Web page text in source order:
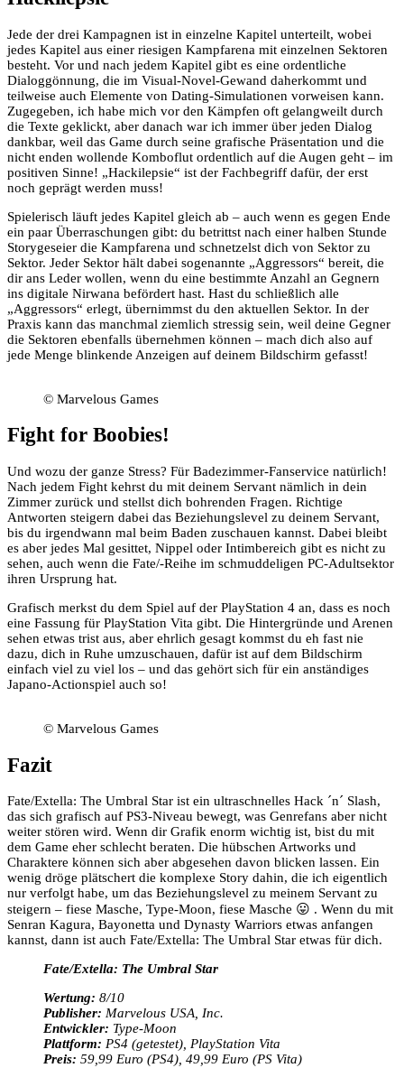
Jede der drei Kampagnen ist in einzelne Kapitel unterteilt, wobei
jedes Kapitel aus einer riesigen Kampfarena mit einzelnen Sektoren
besteht. Vor und nach jedem Kapitel gibt es eine ordentliche
Dialoggönnung, die im Visual-Novel-Gewand daherkommt und
teilweise auch Elemente von Dating-Simulationen vorweisen kann.
Zugegeben, ich habe mich vor den Kämpfen oft gelangweilt durch
die Texte geklickt, aber danach war ich immer über jeden Dialog
dankbar, weil das Game durch seine grafische Präsentation und die
nicht enden wollende Komboflut ordentlich auf die Augen geht – im
positiven Sinne! „Hackilepsie“ ist der Fachbegriff dafür, der erst
noch geprägt werden muss!
Spielerisch läuft jedes Kapitel gleich ab – auch wenn es gegen Ende
ein paar Überraschungen gibt: du betrittst nach einer halben Stunde
Storygeseier die Kampfarena und schnetzelst dich von Sektor zu
Sektor. Jeder Sektor hält dabei sogenannte „Aggressors“ bereit, die
dir ans Leder wollen, wenn du eine bestimmte Anzahl an Gegnern
ins digitale Nirwana befördert hast. Hast du schließlich alle
„Aggressors“ erlegt, übernimmst du den aktuellen Sektor. In der
Praxis kann das manchmal ziemlich stressig sein, weil deine Gegner
die Sektoren ebenfalls übernehmen können – mach dich also auf
jede Menge blinkende Anzeigen auf deinem Bildschirm gefasst!
© Marvelous Games
Fight for Boobies!
Und wozu der ganze Stress? Für Badezimmer-Fanservice natürlich!
Nach jedem Fight kehrst du mit deinem Servant nämlich in dein
Zimmer zurück und stellst dich bohrenden Fragen. Richtige
Antworten steigern dabei das Beziehungslevel zu deinem Servant,
bis du irgendwann mal beim Baden zuschauen kannst. Dabei bleibt
es aber jedes Mal gesittet, Nippel oder Intimbereich gibt es nicht zu
sehen, auch wenn die Fate/-Reihe im schmuddeligen PC-Adultsektor
ihren Ursprung hat.
Grafisch merkst du dem Spiel auf der PlayStation 4 an, dass es noch
eine Fassung für PlayStation Vita gibt. Die Hintergründe und Arenen
sehen etwas trist aus, aber ehrlich gesagt kommst du eh fast nie
dazu, dich in Ruhe umzuschauen, dafür ist auf dem Bildschirm
einfach viel zu viel los – und das gehört sich für ein anständiges
Japano-Actionspiel auch so!
© Marvelous Games
Fazit
Fate/Extella: The Umbral Star ist ein ultraschnelles Hack ´n´ Slash,
das sich grafisch auf PS3-Niveau bewegt, was Genrefans aber nicht
weiter stören wird. Wenn dir Grafik enorm wichtig ist, bist du mit
dem Game eher schlecht beraten. Die hübschen Artworks und
Charaktere können sich aber abgesehen davon blicken lassen. Ein
wenig dröge plätschert die komplexe Story dahin, die ich eigentlich
nur verfolgt habe, um das Beziehungslevel zu meinem Servant zu
steigern – fiese Masche, Type-Moon, fiese Masche 😛 . Wenn du mit
Senran Kagura, Bayonetta und Dynasty Warriors etwas anfangen
kannst, dann ist auch Fate/Extella: The Umbral Star etwas für dich.
Fate/Extella: The Umbral Star
Wertung: 8/10
Publisher: Marvelous USA, Inc.
Entwickler: Type-Moon
Plattform: PS4 (getestet), PlayStation Vita
Preis: 59,99 Euro (PS4), 49,99 Euro (PS Vita)